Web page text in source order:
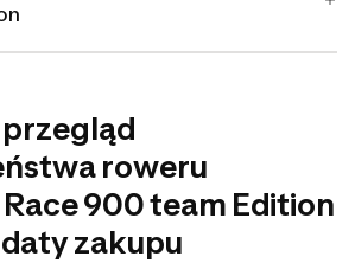
roweru
900 team Edition
daty zakupu